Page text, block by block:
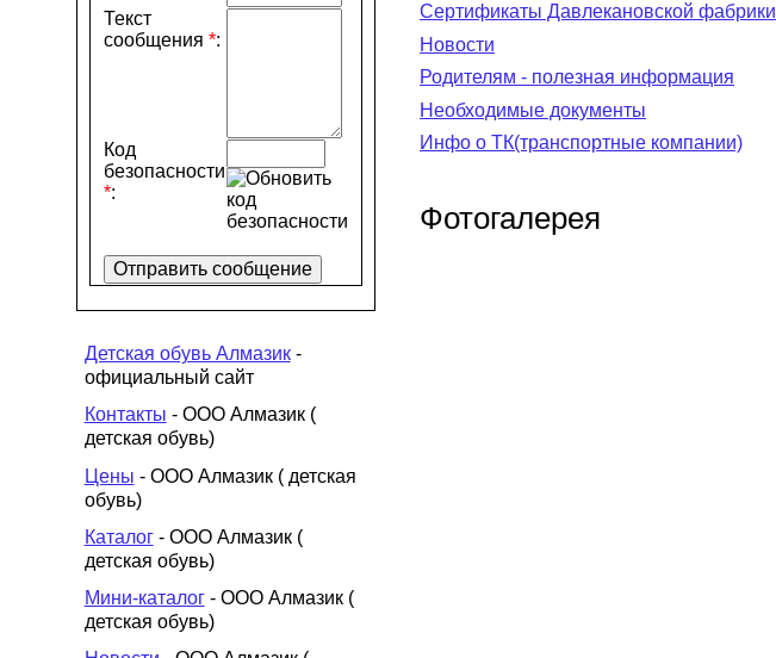
Текст
сообщения *:
Код
безопасности
*:
Детская обувь Алмазик-
официальный сайт
Контакты - ООО Алмазик (
детская обувь)
Цены - ООО Алмазик ( детская
обувь)
Каталог- ООО Алмазик (
детская обувь)
Мини-каталог- ООО Алмазик (
детская обувь)
Сертификаты Давлекановской фабрики
Новости
Родителям - полезная информация
Необходимые документы
Инфо о ТК(транспортные компании)
Фотогалерея